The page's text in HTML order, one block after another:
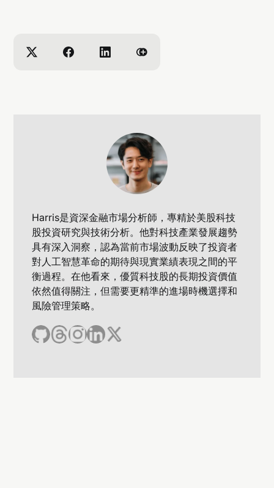
Harris是資深金融市場分析師，專精於美股科技
股投資研究與技術分析。他對科技產業發展趨勢
具有深入洞察，認為當前市場波動反映了投資者
對人工智慧革命的期待與現實業績表現之間的平
衡過程。在他看來，優質科技股的長期投資價值
依然值得關注，但需要更精準的進場時機選擇和
風險管理策略。